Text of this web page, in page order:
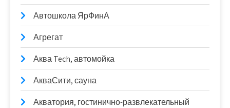
Автошкола ЯрФинА
Агрегат
Аква Tech, автомойка
АкваСити, сауна
Акватория, гостинично-развлекательный